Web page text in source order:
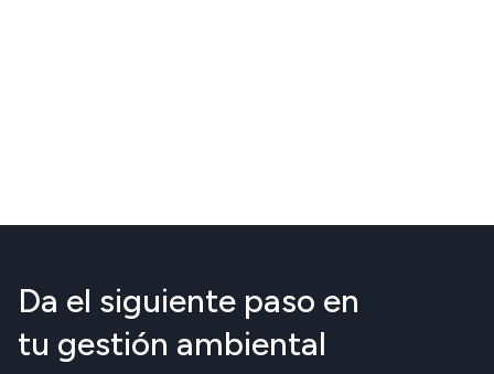
Da el siguiente paso en
tu gestión ambiental